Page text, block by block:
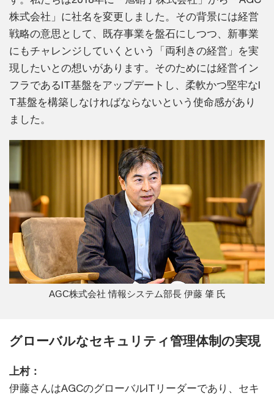
株式会社」に社名を変更しました。その背景には経営
戦略の意思として、既存事業を盤石にしつつ、新事業
にもチャレンジしていくという「両利きの経営」を実
現したいとの想いがあります。そのためには経営イン
フラであるIT基盤をアップデートし、柔軟かつ堅牢なI
T基盤を構築しなければならないという使命感があり
ました。
AGC株式会社 情報システム部長 伊藤 肇 氏
グローバルなセキュリティ管理体制の実現
上村：
伊藤さんはAGCのグローバルITリーダーであり、セキ